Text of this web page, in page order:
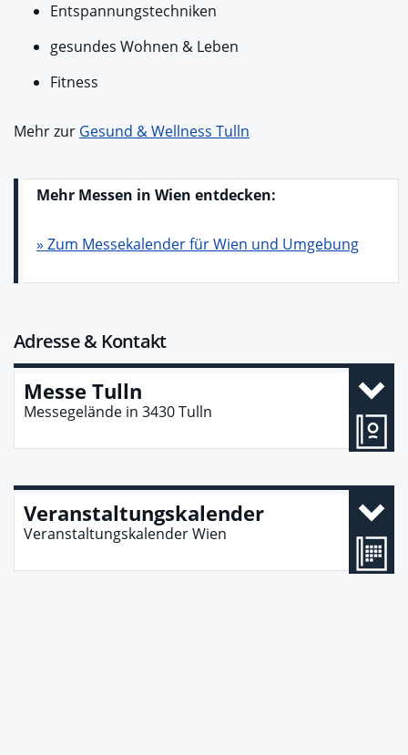
Entspannungstechniken
gesundes Wohnen & Leben
Fitness
Mehr zur Gesund & Wellness Tulln
Mehr Messen in Wien entdecken:
» Zum Messekalender für Wien und Umgebung
Adresse & Kontakt
Messe Tulln
Messegelände in 3430Tulln
Veranstaltungskalender
Veranstaltungskalender Wien